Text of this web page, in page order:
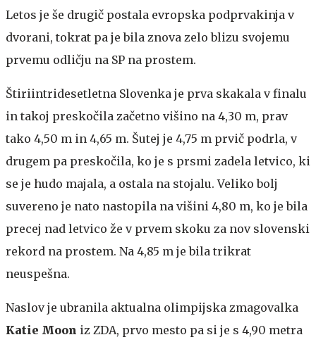
Letos je še drugič postala evropska podprvakinja v
dvorani, tokrat pa je bila znova zelo blizu svojemu
prvemu odličju na SP na prostem.
Štiriintridesetletna Slovenka je prva skakala v finalu
in takoj preskočila začetno višino na 4,30 m, prav
tako 4,50 m in 4,65 m. Šutej je 4,75 m prvič podrla, v
drugem pa preskočila, ko je s prsmi zadela letvico, ki
se je hudo majala, a ostala na stojalu. Veliko bolj
suvereno je nato nastopila na višini 4,80 m, ko je bila
precej nad letvico že v prvem skoku za nov slovenski
rekord na prostem. Na 4,85 m je bila trikrat
neuspešna.
Naslov je ubranila aktualna olimpijska zmagovalka
Katie Moon iz ZDA, prvo mesto pa si je s 4,90 metra